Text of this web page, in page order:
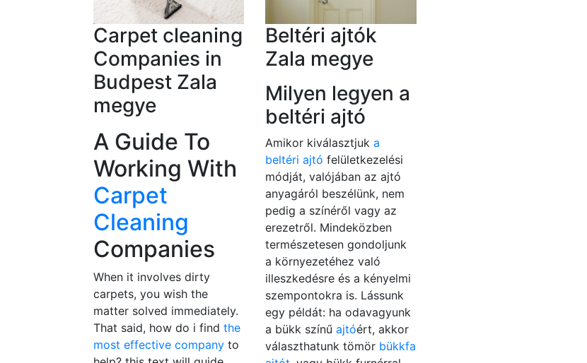
Carpet cleaning
Companies in
Budpest Zala
megye
A Guide To
Working With
Carpet
Cleaning
Companies
When it involves dirty
carpets, you wish the
matter solved immediately.
That said, how do i find the
most effective company to
Beltéri ajtók
Zala megye
Milyen legyen a
beltéri ajtó
Amikor kiválasztjuk a
beltéri ajtó felületkezelési
módját, valójában az ajtó
anyagáról beszélünk, nem
pedig a színéről vagy az
erezetről. Mindeközben
természetesen gondoljunk
a környezetéhez való
illeszkedésre és a kényelmi
szempontokra is. Lássunk
egy példát: ha odavagyunk
a bükk színűajtóért, akkor
választhatunk tömör bükkfa